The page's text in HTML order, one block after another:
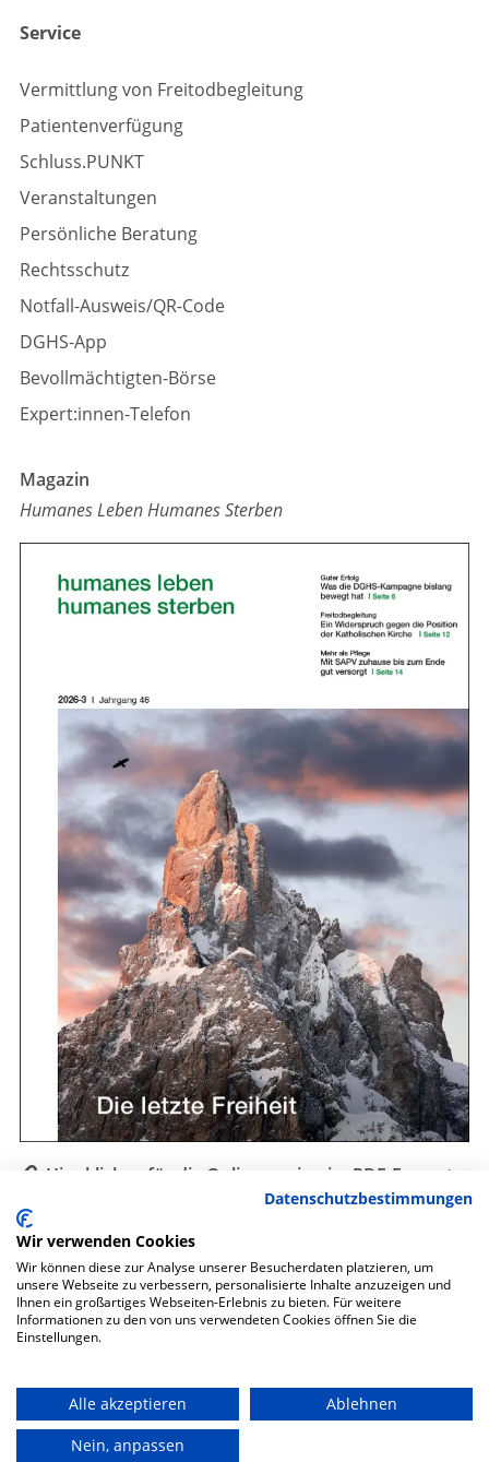
Datenschutzbestimmungen
Wir verwenden Cookies
Wir können diese zur Analyse unserer Besucherdaten platzieren, um
unsere Webseite zu verbessern, personalisierte Inhalte anzuzeigen und
Ihnen ein großartiges Webseiten-Erlebnis zu bieten. Für weitere
Informationen zu den von uns verwendeten Cookies öffnen Sie die
Einstellungen.
Alle akzeptieren
Ablehnen
Nein, anpassen
Service
Vermittlung von Freitodbegleitung
Patientenverfügung
Schluss.PUNKT
Veranstaltungen
Persönliche Beratung
Rechtsschutz
Notfall-Ausweis/QR-Code
DGHS-App
Bevollmächtigten-Börse
Expert:innen-Telefon
Magazin
Humanes Leben Humanes Sterben
Hier klicken für die Onlineversion im PDF-Format
Auch als gedruckte Zeitschrift erhältlich.
Datenschutz
Cookie-Einstellungen